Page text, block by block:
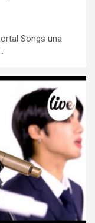
Songs una